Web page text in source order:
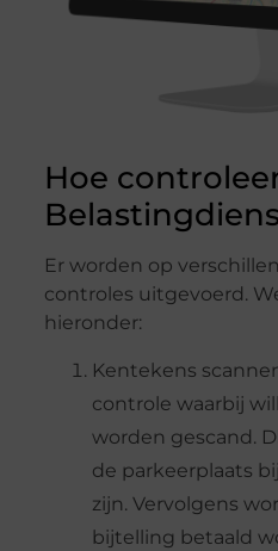
Hoe
Er worden op
controles uitgevoerd.
hieronder:
Kentekens
controle waarbij
worden gescand.
de parkeerplaats
zijn. Vervolgens
bijtelling betaald